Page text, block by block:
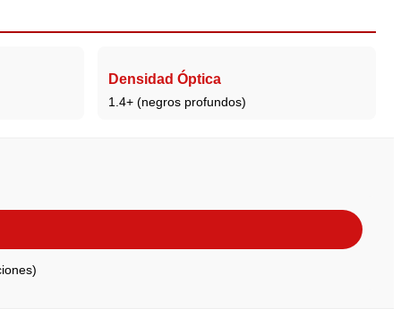
Densidad Óptica
1.4+ (negros profundos)